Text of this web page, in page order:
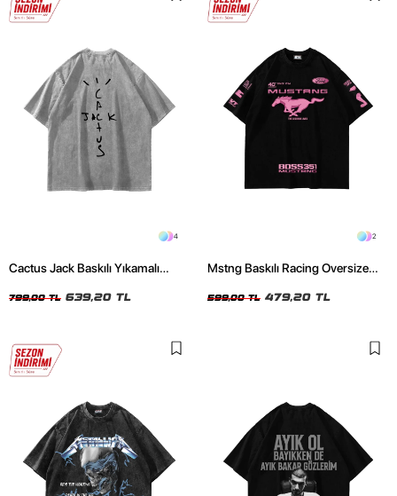
4
Cactus Jack Baskılı Yıkamalı
799,00 TL 639,20 TL
2
Mstng Baskılı Racing Oversize
599,00 TL 479,20 TL